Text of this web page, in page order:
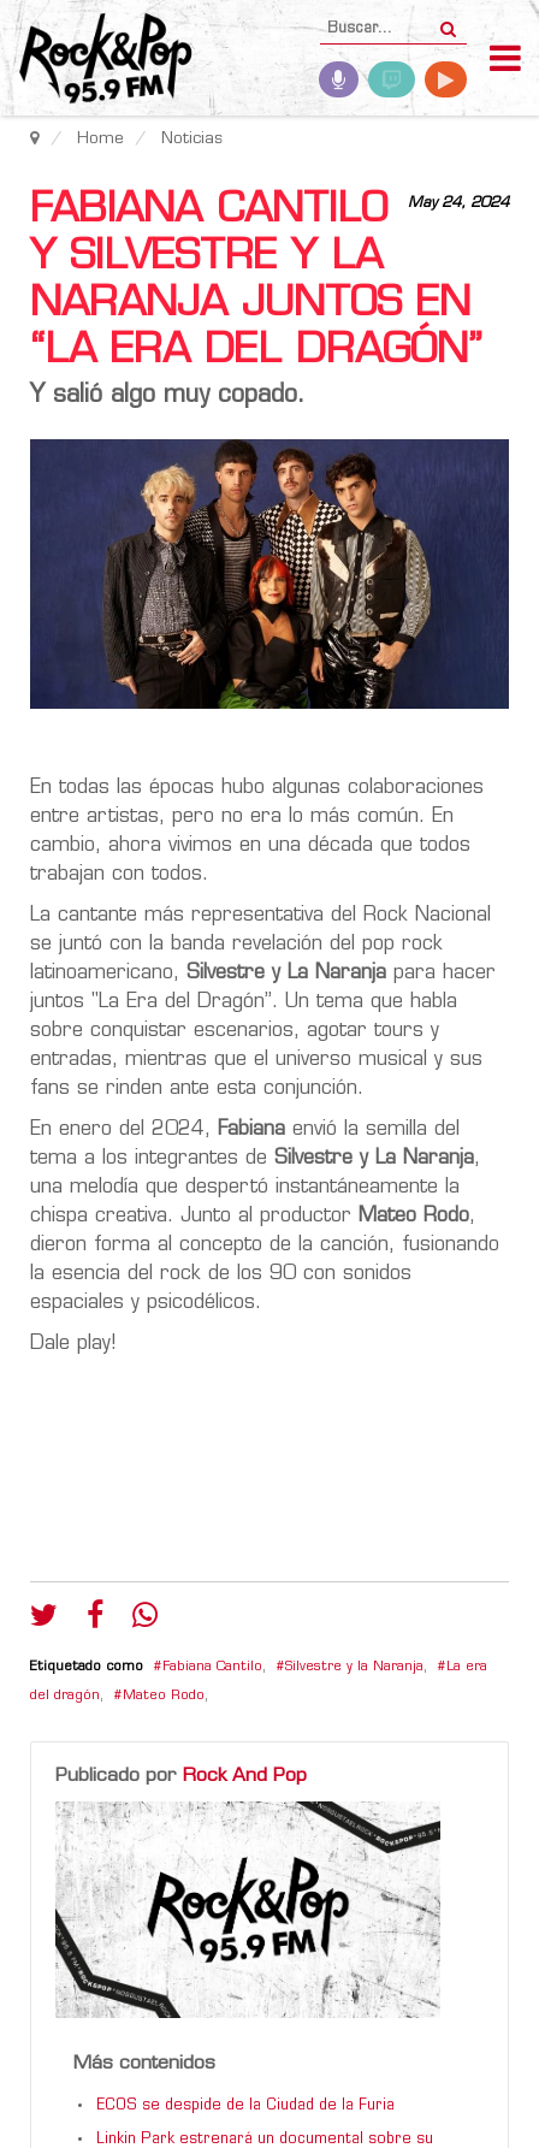
Home Noticias
May 24, 2024
FABIANA CANTILO
Y SILVESTRE Y LA
NARANJA JUNTOS EN
“LA ERA DEL DRAGÓN”
Y salió algo muy copado.
En todas las épocas hubo algunas colaboraciones
entre artistas, pero no era lo más común. En
cambio, ahora vivimos en una década que todos
trabajan con todos.
La cantante más representativa del Rock Nacional
se juntó con la banda revelación del pop rock
latinoamericano, Silvestre y La Naranja para hacer
juntos "La Era del Dragón”. Un tema que habla
sobre conquistar escenarios, agotar tours y
entradas, mientras que el universo musical y sus
fans se rinden ante esta conjunción.
En enero del 2024, Fabiana envió la semilla del
tema a los integrantes de Silvestre y La Naranja,
una melodía que despertó instantáneamente la
chispa creativa. Junto al productor
Mateo Rodo,
dieron forma al concepto de la canción, fusionando
la esencia del rock de los 90 con sonidos
espaciales y psicodélicos.
Dale play!
Etiquetado como Fabiana Cantilo, Silvestre y la Naranja, La era
del dragón, Mateo Rodo,
Publicado por Rock And Pop
Más contenidos
ECOS se despide de la Ciudad de la Furia
Linkin Park estrenará un documental sobre su